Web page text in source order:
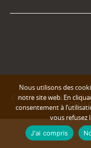
L'ABUS D'ALCOOL EST
Nous utilisons des
notre site web. En
consentement à
vous refusez
J'ai compris